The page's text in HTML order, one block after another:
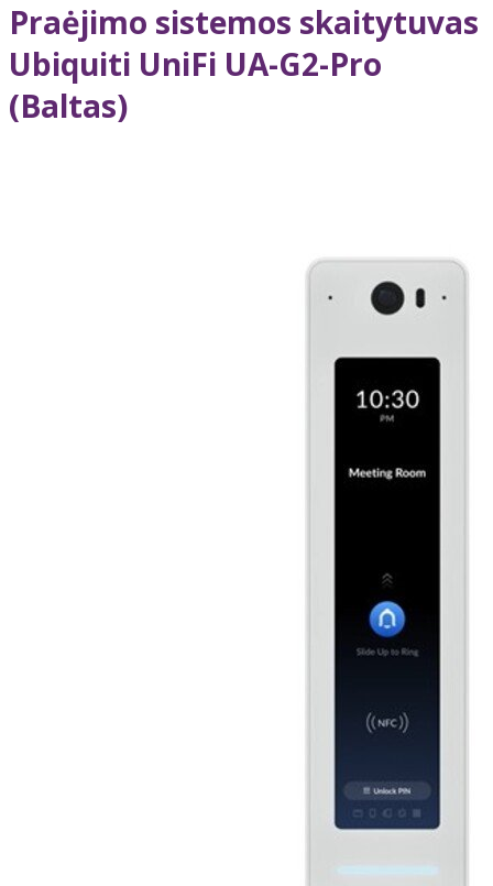
Praėjimo sistemos skaitytuvas
Ubiquiti UniFi UA-G2-Pro
(Baltas)